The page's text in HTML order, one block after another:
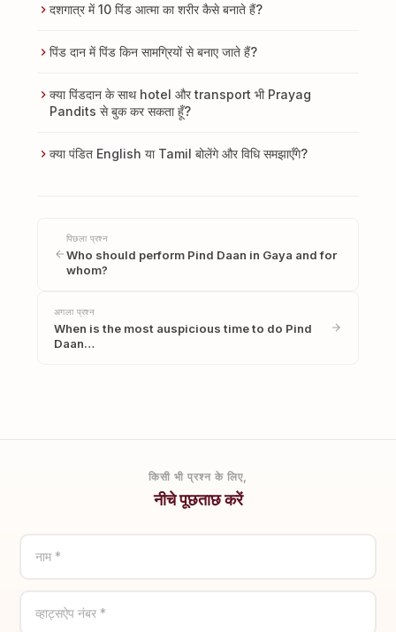
दशगात्र में 10 पिंड आत्मा का शरीर कैसे बनाते हैं?
पिंड दान में पिंड किन सामग्रियों से बनाए जाते हैं?
क्या पिंडदान के साथ hotel और transport भी Prayag
Pandits से बुक कर सकता हूँ?
क्या पंडित English या Tamil बोलेंगे और विधि समझाएँगे?
पिछला प्रश्न
Who should perform Pind Daan in Gaya and for
whom?
अगला प्रश्न
When is the most auspicious time to do Pind
Daan…
किसी भी प्रश्न के लिए,
नीचे पूछताछ करें
नाम *
व्हाट्सऐप नंबर *